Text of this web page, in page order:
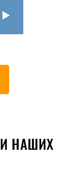
НАШИХ